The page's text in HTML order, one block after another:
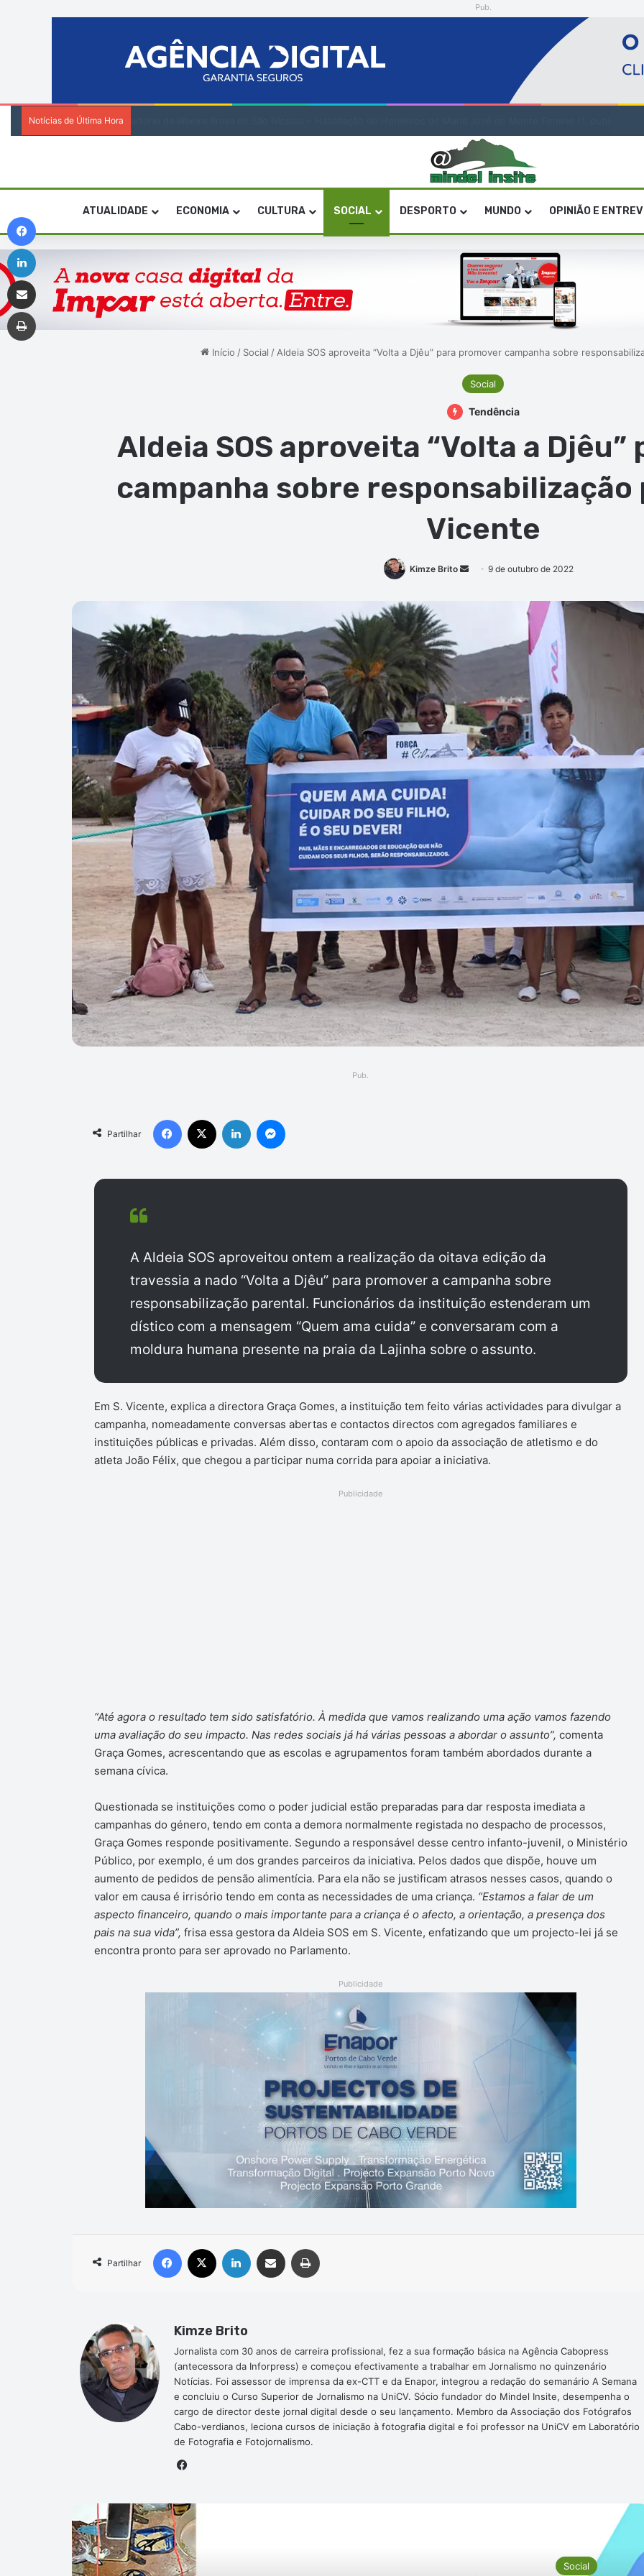
Pub.
Notícias de Última Hora
ATUALIDADE ECONOMIA CULTURA SOCIAL DESPORTO MUNDO OPINIÃO E
Início / Social / Aldeia SOS aproveita “Volta a Djêu” para promover campanha sobre
Social
Tendência
Aldeia SOS aproveita “Volta a
campanha sobre responsabilização
Vicente
Kimze Brito
Mande9 de outubro de 2022
Pub.
Partilhar
Facebook Linkedin
A Aldeia SOS aproveitou ontem a realização da oitava edição da
travessia a nado “Volta a Djêu” para promover a campanha sobre
responsabilização parental. Funcionários da instituição estenderam um
dístico com a mensagem “Quem ama cuida” e conversaram com a
moldura humana presente na praia da Lajinha sobre o assunto.
Em S. Vicente, explica a directora Graça Gomes, a instituição tem feito várias actividades para divulgar a
campanha, nomeadamente conversas abertas e contactos directos com agregados familiares e
instituições públicas e privadas. Além disso, contaram com o apoio da associação de atletismo e do
atleta João Félix, que chegou a participar numa corrida para apoiar a iniciativa.
Publicidade
“Até agora o resultado tem sido satisfatório. À medida que vamos realizando uma ação vamos fazendo
uma avaliação do seu impacto. Nas redes sociais já há várias pessoas a abordar o assunto”, comenta
Graça Gomes, acrescentando que as escolas e agrupamentos foram também abordados durante a
semana cívica.
Questionada se instituições como o poder judicial estão preparadas para dar resposta imediata a
campanhas do género, tendo em conta a demora normalmente registada no despacho de processos,
Graça Gomes responde positivamente. Segundo a responsável desse centro infanto-juvenil, o Ministério
Público, por exemplo, é um dos grandes parceiros da iniciativa. Pelos dados que dispõe, houve um
aumento de pedidos de pensão alimentícia. Para ela não se justificam atrasos nesses casos, quando o
valor em causa é irrisório tendo em conta as necessidades de uma criança. “Estamos a falar de um
aspecto financeiro, quando o mais importante para a criança é o afecto, a orientação, a presença dos
pais na sua vida”, frisa essa gestora da Aldeia SOS em S. Vicente, enfatizando que um projecto-lei já se
encontra pronto para ser aprovado no Parlamento.
Publicidade
Partilhar
Facebook Linkedin Compartilhar via e-mail
Kimze Brito
Jornalista com 30 anos de carreira profissional, fez a sua formação básica na Agência Cabopress
(antecessora da Inforpress) e começou efectivamente a trabalhar em Jornalismo no quinzenário
Notícias. Foi assessor de imprensa da ex-CTT e da Enapor, integrou a redação do semanário A Semana
e concluiu o Curso Superior de Jornalismo na UniCV. Sócio fundador do Mindel Insite, desempenha o
cargo de director deste jornal digital desde o seu lançamento. Membro da Associação dos Fotógrafos
Cabo-verdianos, leciona cursos de iniciação à fotografia digital e foi professor na UniCV em Laboratório
de Fotografia e Fotojornalismo.
Linkedin
Imprimir